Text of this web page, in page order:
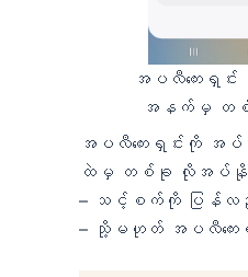
အပလီကေးရှ
အနက်မှ တစ်
အပလီကေးရှင်းကို အ
ထဲမှ တစ်ခု လိုအပ်
– သင့်စက်ကို ပြန်လ
– သို့မဟုတ် အပလီကေးရှင်